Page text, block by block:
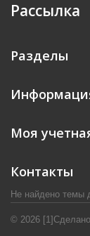
Рассылка
Разделы
© 2026
Моя
Контакты
Не найдено темы